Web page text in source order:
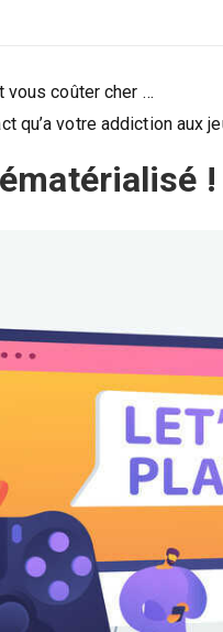
vous coûter cher …
qu’a votre addiction aux
!